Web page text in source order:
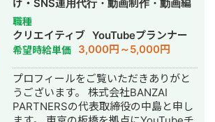
https://www.youtube.com/watch?
v=nQOg0VVft8c&t=1120s 公式LINEは
こちら https://lin.ee/R7hIisk 無料で相
談も受け付けています。 興味がある方
は、お気軽にご連絡ください。
げ・SNS運用代行・動画制作・動画編
集
職種
クリエイティブ YouTubeプランナー
希望時給単価 3,000円～5,000円
プロフィールをご覧いただきありがと
うございます。 株式会社BANZAI
PARTNERSの代表取締役の中島と申し